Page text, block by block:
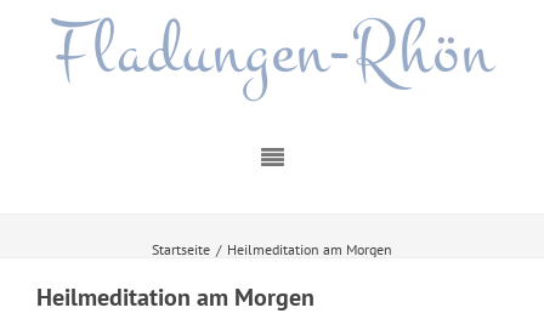
Fladungen-Rhön
Startseite / Heilmeditation am Morgen
Heilmeditation am Morgen